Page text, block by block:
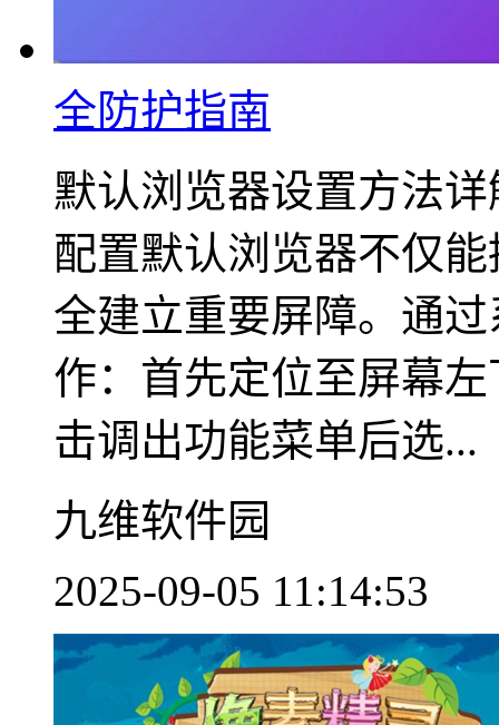
全防护指南
默认浏览器设置方法
配置默认浏览器不仅
全建立重要屏障。通
作：首先定位至屏幕
击调出功能菜单后选...
九维软件园
2025-09-05 11:14:53